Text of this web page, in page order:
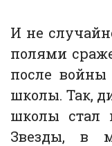
И не
полями
после войны
школы. Так,
школы стал
Звезды, в